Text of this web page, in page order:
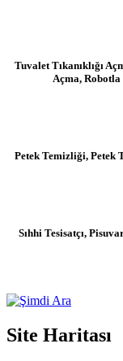
Tuvalet Tıkanıklığı
Açma, Robotla
Petek Temizliği, Petek
Sıhhi Tesisatçı,
Site Haritası